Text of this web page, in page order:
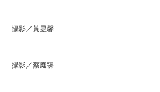
攝影／黃昱馨
攝影／蔡庭臻